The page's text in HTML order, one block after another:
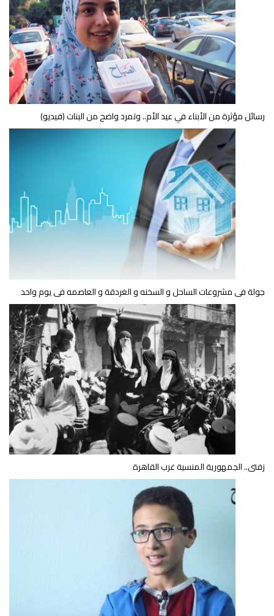
رسائل مؤثرة من الأبناء في عيد الأم.. وتمرد واضح من البنات (فيديو)
جولة فى مشروعات الساحل و السخنه و الغردقة و العاصمه فى يوم واحد
زفتى.. الجمهورية المنسية غرب القاهرة